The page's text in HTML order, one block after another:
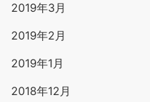
2019年3月
2019年2月
2019年1月
2018年12月